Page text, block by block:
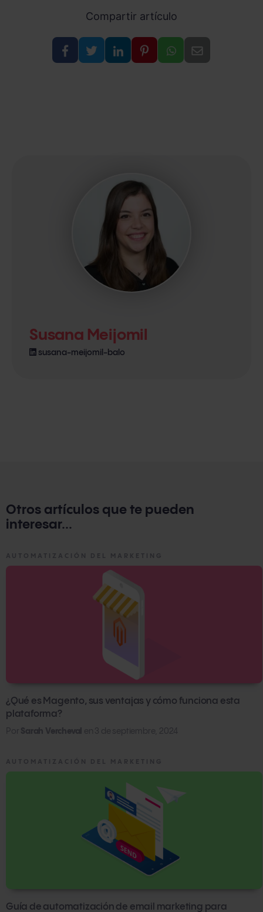
Compartir artículo
Susana Meijomil
susana-meijomil-balo
Otros artículos que te pueden
interesar...
¿Qué es Magento, sus ventajas y cómo funciona esta
plataforma?
Guía de automatización de email marketing para